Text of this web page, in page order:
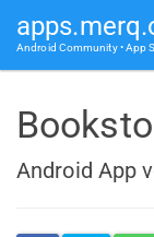
Android Community • App
Android App